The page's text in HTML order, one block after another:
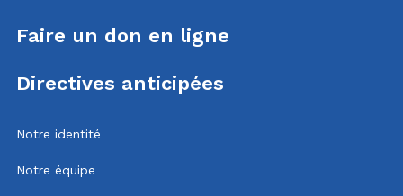
Faire un don en ligne
Directives anticipées
Notre identité
Notre équipe